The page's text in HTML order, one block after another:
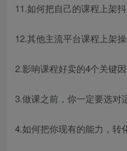
11.如何把自己的课程上架
12.其他主流平台课程上架
2.影响课程好卖的4个关键
3.做课之前，你一定要选对
4.如何把你现有的能力，转